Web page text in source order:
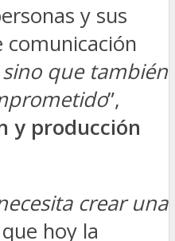
y sus
comunicación
que también
”,
y producción
crear una
hoy la